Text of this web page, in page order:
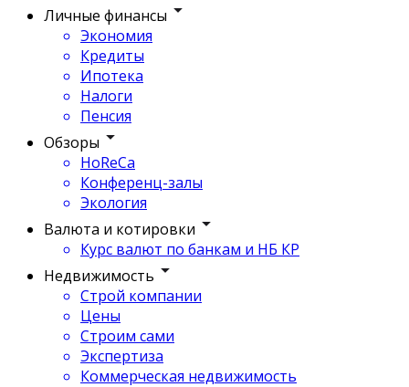
Личные финансы
Экономия
Кредиты
Ипотека
Налоги
Пенсия
Обзоры
HoReCa
Конференц-залы
Экология
Валюта и котировки
Курс валют по банкам и НБ КР
Недвижимость
Строй компании
Цены
Строим сами
Экспертиза
Коммерческая недвижимость